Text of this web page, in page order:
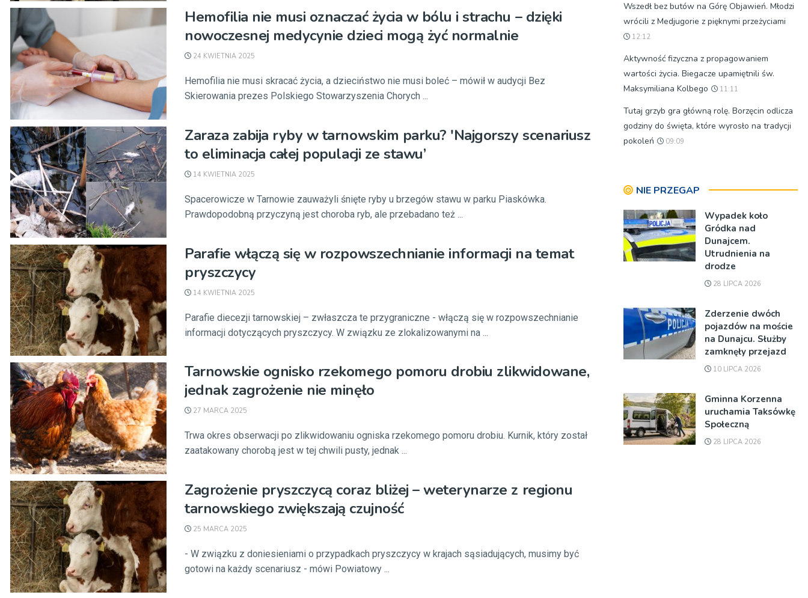
Hemofilia nie musi oznaczać życia w bólu i strachu – dzięki
nowoczesnej medycynie dzieci mogą żyć normalnie
24 KWIETNIA 2025
Hemofilia nie musi skracać życia, a dzieciństwo nie musi boleć – mówił w audycji Bez
Skierowania prezes Polskiego Stowarzyszenia Chorych ...
Zaraza zabija ryby w tarnowskim parku? 'Najgorszy scenariusz
to eliminacja całej populacji ze stawu’
14 KWIETNIA 2025
Spacerowicze w Tarnowie zauważyli śnięte ryby u brzegów stawu w parku Piaskówka.
Prawdopodobną przyczyną jest choroba ryb, ale przebadano też ...
Parafie włączą się w rozpowszechnianie informacji na temat
pryszczycy
14 KWIETNIA 2025
Parafie diecezji tarnowskiej – zwłaszcza te przygraniczne - włączą się w rozpowszechnianie
informacji dotyczących pryszczycy. W związku ze zlokalizowanymi na ...
Tarnowskie ognisko rzekomego pomoru drobiu zlikwidowane,
jednak zagrożenie nie minęło
27 MARCA 2025
Trwa okres obserwacji po zlikwidowaniu ogniska rzekomego pomoru drobiu. Kurnik, który został
zaatakowany chorobą jest w tej chwili pusty, jednak ...
Zagrożenie pryszczycą coraz bliżej – weterynarze z regionu
tarnowskiego zwiększają czujność
25 MARCA 2025
- W związku z doniesieniami o przypadkach pryszczycy w krajach sąsiadujących, musimy być
gotowi na każdy scenariusz - mówi Powiatowy ...
Wszedł bez butów na Górę Objawień. Młodzi
wrócili z Medjugorie z pięknymi przeżyciami
12:12
Aktywność fizyczna z propagowaniem
wartości życia. Biegacze upamiętnili św.
Maksymiliana Kolbego
11:11
Tutaj grzyb gra główną rolę. Borzęcin odlicza
godziny do święta, które wyrosło na tradycji
pokoleń
09:09
NIE PRZEGAP
Wypadek koło
Gródka nad
Dunajcem.
Utrudnienia na
drodze
28 LIPCA 2026
Zderzenie dwóch
pojazdów na moście
na Dunajcu. Służby
zamknęły przejazd
10 LIPCA 2026
Gminna Korzenna
uruchamia Taksówkę
Społeczną
28 LIPCA 2026